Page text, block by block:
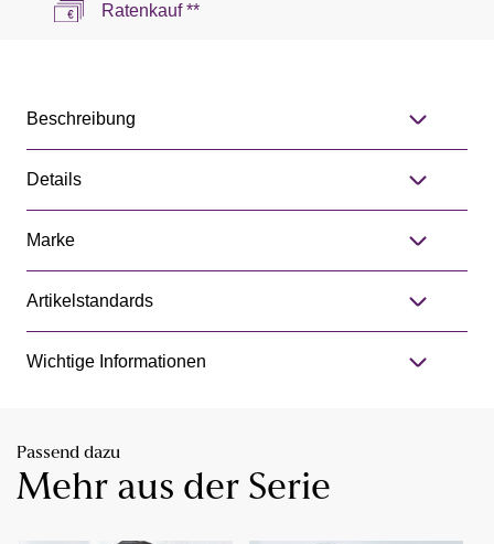
Ratenkauf **
Beschreibung
Details
Marke
Artikelstandards
Wichtige Informationen
Passend dazu
Mehr aus der Serie